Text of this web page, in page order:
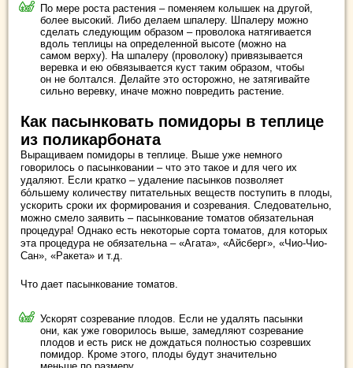
По мере роста растения – поменяем колышек на другой,
более высокий. Либо делаем шпалеру. Шпалеру можно
сделать следующим образом – проволока натягивается
вдоль теплицы на определенной высоте (можно на
самом верху). На шпалеру (проволоку) привязывается
веревка и ею обвязывается куст таким образом, чтобы
он не болтался. Делайте это осторожно, не затягивайте
сильно веревку, иначе можно повредить растение.
Как пасынковать помидоры в теплице
из поликарбоната
Выращиваем помидоры в теплице. Выше уже немного
говорилось о пасынковании – что это такое и для чего их
удаляют. Если кратко – удаление пасынков позволяет
бо́льшему количеству питательных веществ поступить в плоды,
ускорить сроки их формирования и созревания. Следовательно,
можно смело заявить – пасынкование томатов обязательная
процедура! Однако есть некоторые сорта томатов, для которых
эта процедура не обязательна – «Агата», «Айсберг», «Чио-Чио-
Сан», «Ракета» и т.д.
Что дает пасынкование томатов.
Ускорят созревание плодов. Если не удалять пасынки
они, как уже говорилось выше, замедляют созревание
плодов и есть риск не дождаться полностью созревших
помидор. Кроме этого, плоды будут значительно